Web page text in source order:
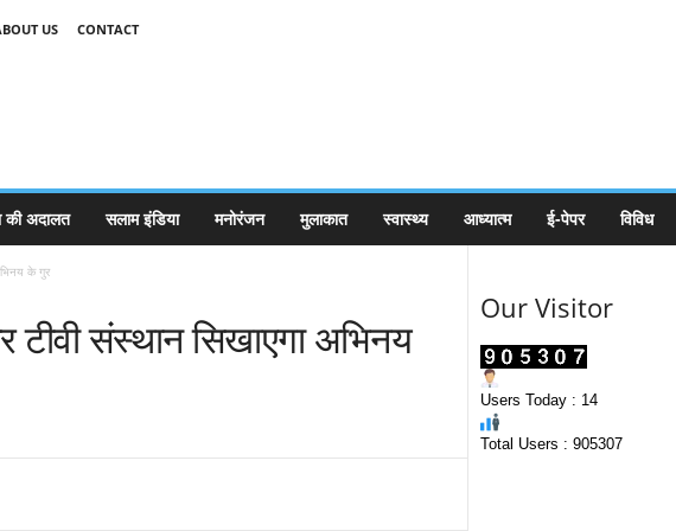
US
CONTACT
की अदालत सलाम इंडिया मनोरंजन मुलाकात स्वास्थ्य आध्यात्म ई-पेपर विविध
के गुर
संस्थान सिखाएगा अभिनय
Our Visitor
Users Today : 14
Total Users : 905307